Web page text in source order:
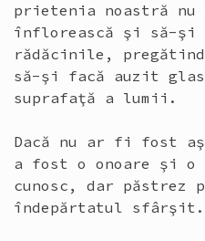
prietenia noastră nu
înflorească şi să-şi
rădăcinile,
să-şi facă auzit
suprafaţă a lumii.
Dacă nu ar fi fost
a fost o onoare şi o
cunosc, dar păstrez
îndepărtatul sfârşit.